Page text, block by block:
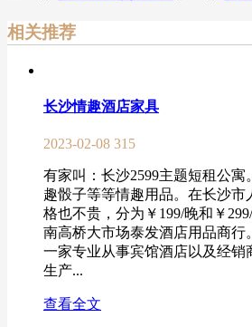
相关推荐
长沙情趣酒店家具
2023-02-08 315
有家叫：长沙2599主题短租公
趣骰子等等情趣用品。在长沙市
格也不贵，分为￥199/晚和￥
南高桥大市场泰发酒店用品商行
一家专业从事宾馆酒店以及经销
生产...
查看全文